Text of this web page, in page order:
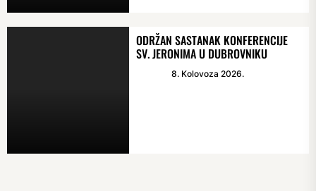
ODRŽAN SASTANAK KONFERENCIJE
SV. JERONIMA U DUBROVNIKU
8. Kolovoza 2026.